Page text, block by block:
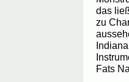
das
zu
Fats